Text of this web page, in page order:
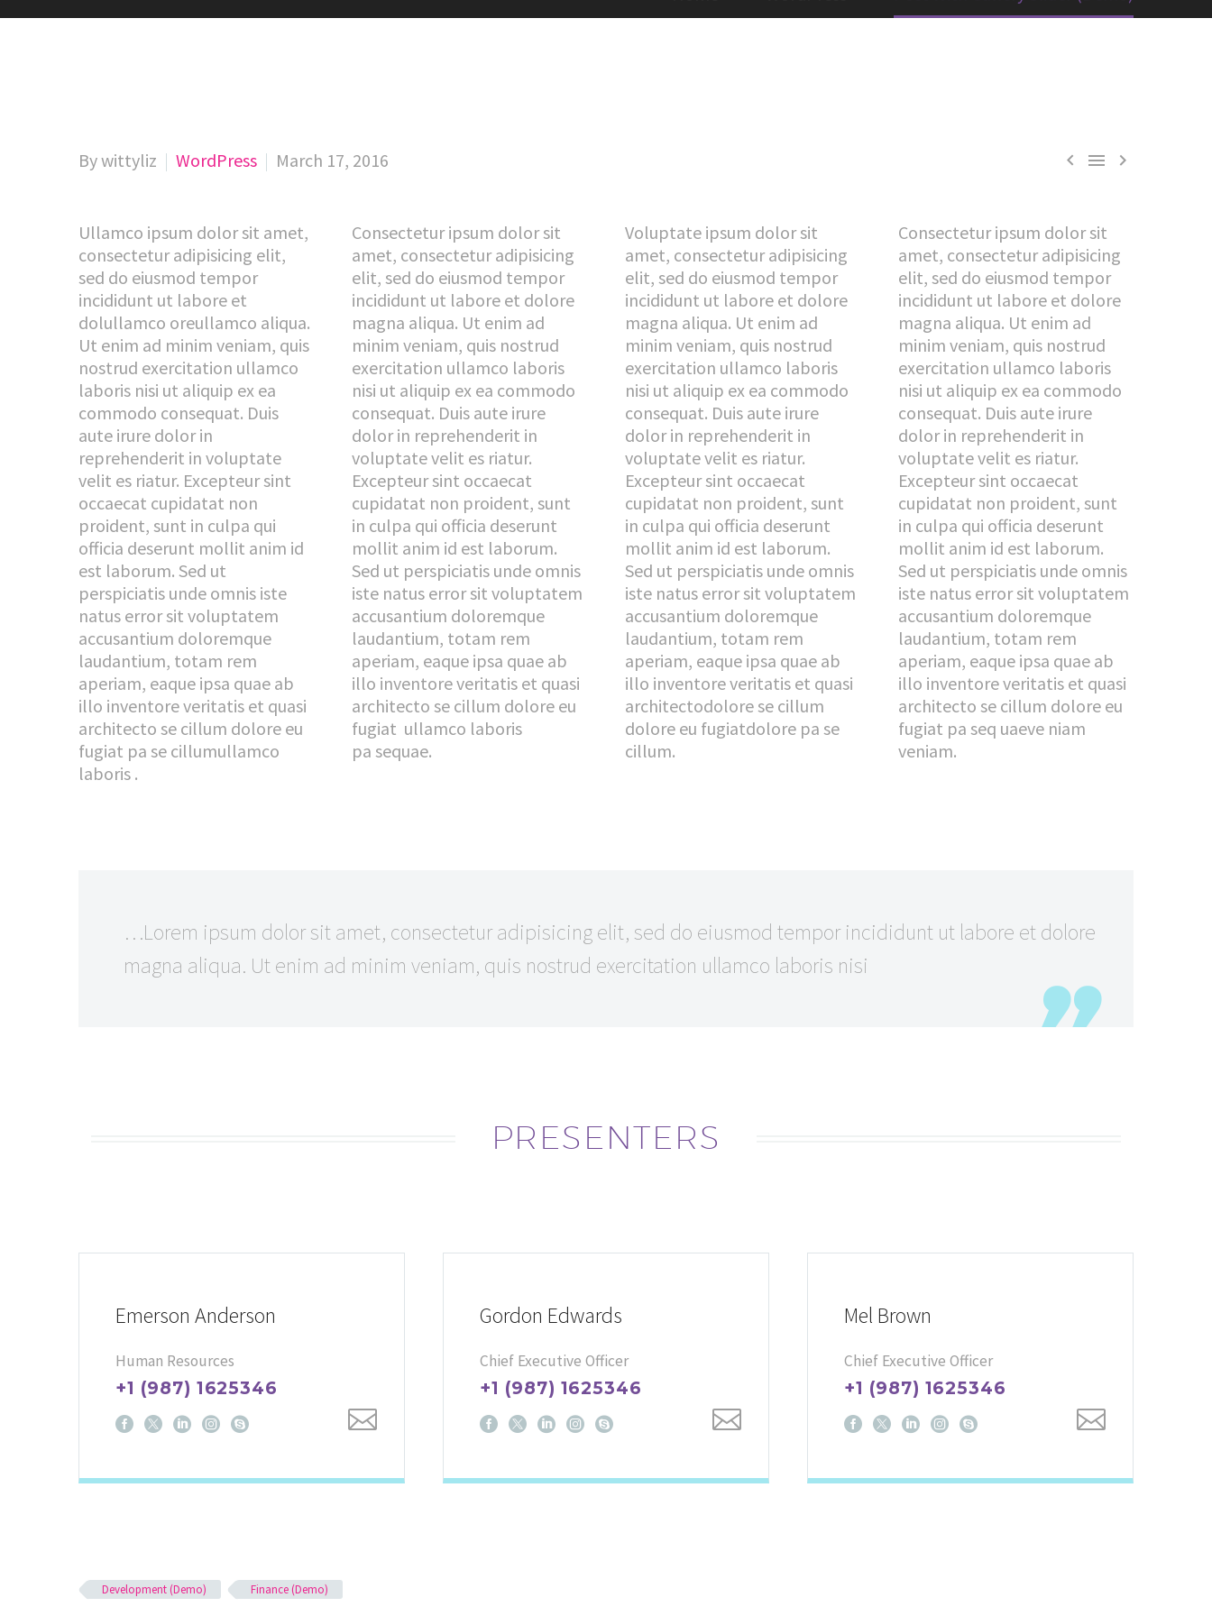
  
By wittyliz WordPress March 17, 2016
Ullamco ipsum dolor sit amet,
consectetur adipisicing elit,
sed do eiusmod tempor
incididunt ut labore et
dolullamco oreullamco aliqua.
Ut enim ad minim veniam, quis
nostrud exercitation ullamco
laboris nisi ut aliquip ex ea
commodo consequat. Duis
aute irure dolor in
reprehenderit in voluptate
velit es riatur. Excepteur sint
occaecat cupidatat non
proident, sunt in culpa qui
officia deserunt mollit anim id
est laborum. Sed ut
perspiciatis unde omnis iste
natus error sit voluptatem
accusantium doloremque
laudantium, totam rem
aperiam, eaque ipsa quae ab
illo inventore veritatis et quasi
architecto se cillum dolore eu
fugiat pa se cillumullamco
laboris .
Consectetur ipsum dolor sit
amet, consectetur adipisicing
elit, sed do eiusmod tempor
incididunt ut labore et dolore
magna aliqua. Ut enim ad
minim veniam, quis nostrud
exercitation ullamco laboris
nisi ut aliquip ex ea commodo
consequat. Duis aute irure
dolor in reprehenderit in
voluptate velit es riatur.
Excepteur sint occaecat
cupidatat non proident, sunt
in culpa qui officia deserunt
mollit anim id est laborum.
Sed ut perspiciatis unde omnis
iste natus error sit voluptatem
accusantium doloremque
laudantium, totam rem
aperiam, eaque ipsa quae ab
illo inventore veritatis et quasi
architecto se cillum dolore eu
fugiat ullamco laboris
pa sequae.
Voluptate ipsum dolor sit
amet, consectetur adipisicing
elit, sed do eiusmod tempor
incididunt ut labore et dolore
magna aliqua. Ut enim ad
minim veniam, quis nostrud
exercitation ullamco laboris
nisi ut aliquip ex ea commodo
consequat. Duis aute irure
dolor in reprehenderit in
voluptate velit es riatur.
Excepteur sint occaecat
cupidatat non proident, sunt
in culpa qui officia deserunt
mollit anim id est laborum.
Sed ut perspiciatis unde omnis
iste natus error sit voluptatem
accusantium doloremque
laudantium, totam rem
aperiam, eaque ipsa quae ab
illo inventore veritatis et quasi
architectodolore se cillum
dolore eu fugiatdolore pa se
cillum.
Consectetur ipsum dolor sit
amet, consectetur adipisicing
elit, sed do eiusmod tempor
incididunt ut labore et dolore
magna aliqua. Ut enim ad
minim veniam, quis nostrud
exercitation ullamco laboris
nisi ut aliquip ex ea commodo
consequat. Duis aute irure
dolor in reprehenderit in
voluptate velit es riatur.
Excepteur sint occaecat
cupidatat non proident, sunt
in culpa qui officia deserunt
mollit anim id est laborum.
Sed ut perspiciatis unde omnis
iste natus error sit voluptatem
accusantium doloremque
laudantium, totam rem
aperiam, eaque ipsa quae ab
illo inventore veritatis et quasi
architecto se cillum dolore eu
fugiat pa seq uaeve niam
veniam.
…Lorem ipsum dolor sit amet, consectetur adipisicing elit, sed do eiusmod tempor incididunt ut labore et dolore
magna aliqua. Ut enim ad minim veniam, quis nostrud exercitation ullamco laboris nisi
PRESENTERS
Emerson Anderson
Human Resources
+1 (987) 1625346
Gordon Edwards
Chief Executive Officer
+1 (987) 1625346
Mel Brown
Chief Executive Officer
+1 (987) 1625346
Development (Demo) Finance (Demo)